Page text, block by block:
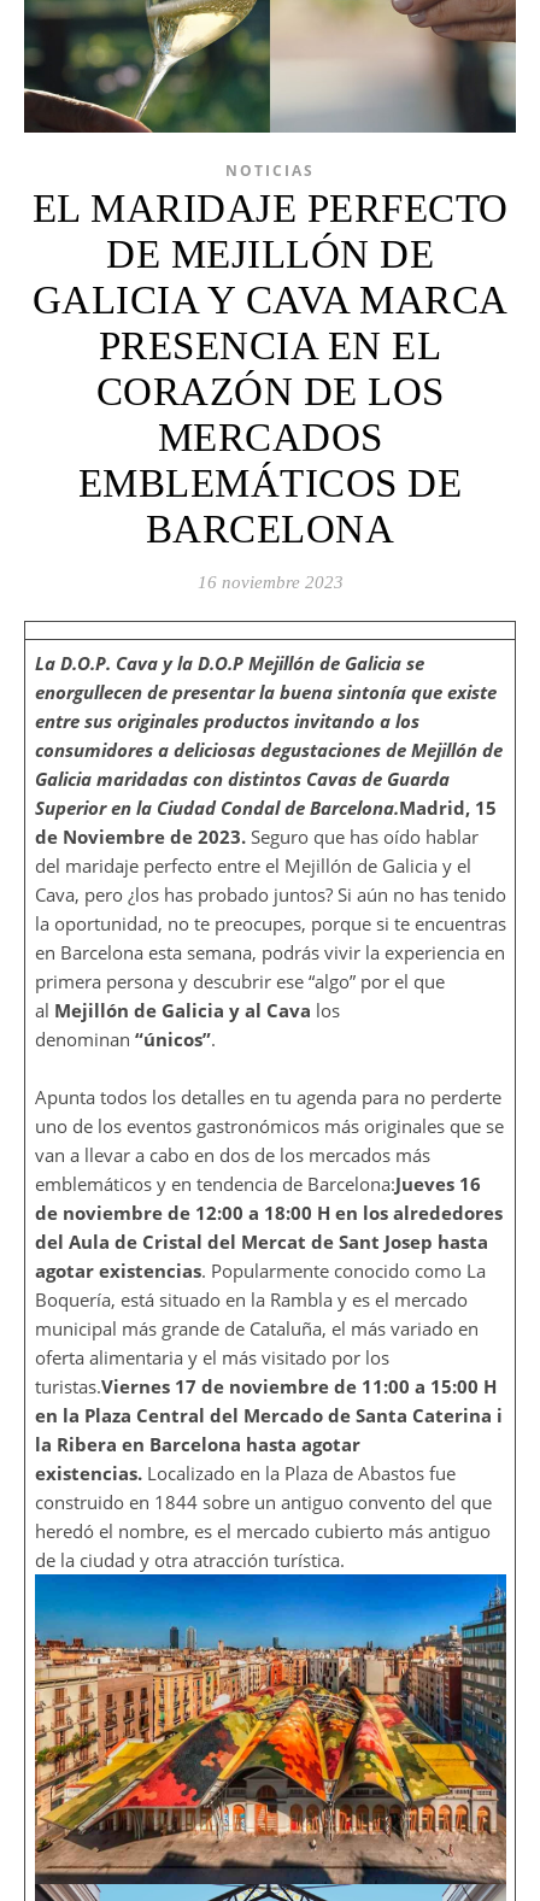
NOTICIAS
EL MARIDAJE PERFECTO
DE MEJILLÓN DE
GALICIA Y CAVA MARCA
PRESENCIA EN EL
CORAZÓN DE LOS
MERCADOS
EMBLEMÁTICOS DE
BARCELONA
16 noviembre 2023
La D.O.P. Cava y la D.O.P Mejillón de Galicia se
enorgullecen de presentar la buena sintonía que existe
entre sus originales productos invitando a los
consumidores a deliciosas degustaciones de Mejillón de
Galicia maridadas con distintos Cavas de Guarda
Superior en la Ciudad Condal de Barcelona.Madrid, 15
de Noviembre de 2023. Seguro que has oído hablar
del maridaje perfecto entre el Mejillón de Galicia y el
Cava, pero ¿los has probado juntos? Si aún no has tenido
la oportunidad, no te preocupes, porque si te encuentras
en Barcelona esta semana, podrás vivir la experiencia en
primera persona y descubrir ese “algo” por el que
al Mejillón de Galicia y al Cava los
denominan “únicos”.
Apunta todos los detalles en tu agenda para no perderte
uno de los eventos gastronómicos más originales que se
van a llevar a cabo en dos de los mercados más
emblemáticos y en tendencia de Barcelona:Jueves 16
de noviembre de 12:00 a 18:00 H en los alrededores
del Aula de Cristal del Mercat de Sant Josep hasta
agotar existencias. Popularmente conocido como La
Boquería, está situado en la Rambla y es el mercado
municipal más grande de Cataluña, el más variado en
oferta alimentaria y el más visitado por los
turistas.Viernes 17 de noviembre de 11:00 a 15:00 H
en la Plaza Central del Mercado de Santa Caterina i
la Ribera en Barcelona hasta agotar
existencias.Localizado en la Plaza de Abastos fue
construido en 1844 sobre un antiguo convento del que
heredó el nombre, es el mercado cubierto más antiguo
de la ciudad y otra atracción turística.